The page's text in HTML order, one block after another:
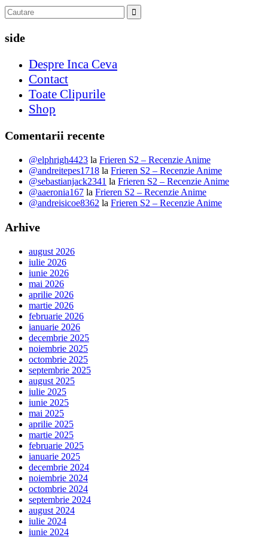
side
Despre Inca Ceva
Contact
Toate Clipurile
Shop
Comentarii recente
@elphrigh4423 la Frieren S2 – Recenzie Anime
@andreitepes1718 la Frieren S2 – Recenzie Anime
@sebastianjack2341 la Frieren S2 – Recenzie Anime
@aaeronia167 la Frieren S2 – Recenzie Anime
@andreisicoe8362 la Frieren S2 – Recenzie Anime
Arhive
august 2026
iulie 2026
iunie 2026
mai 2026
aprilie 2026
martie 2026
februarie 2026
ianuarie 2026
decembrie 2025
noiembrie 2025
octombrie 2025
septembrie 2025
august 2025
iulie 2025
iunie 2025
mai 2025
aprilie 2025
martie 2025
februarie 2025
ianuarie 2025
decembrie 2024
noiembrie 2024
octombrie 2024
septembrie 2024
august 2024
iulie 2024
iunie 2024